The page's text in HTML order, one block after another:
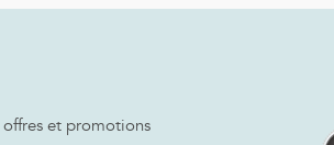
offres et promotions